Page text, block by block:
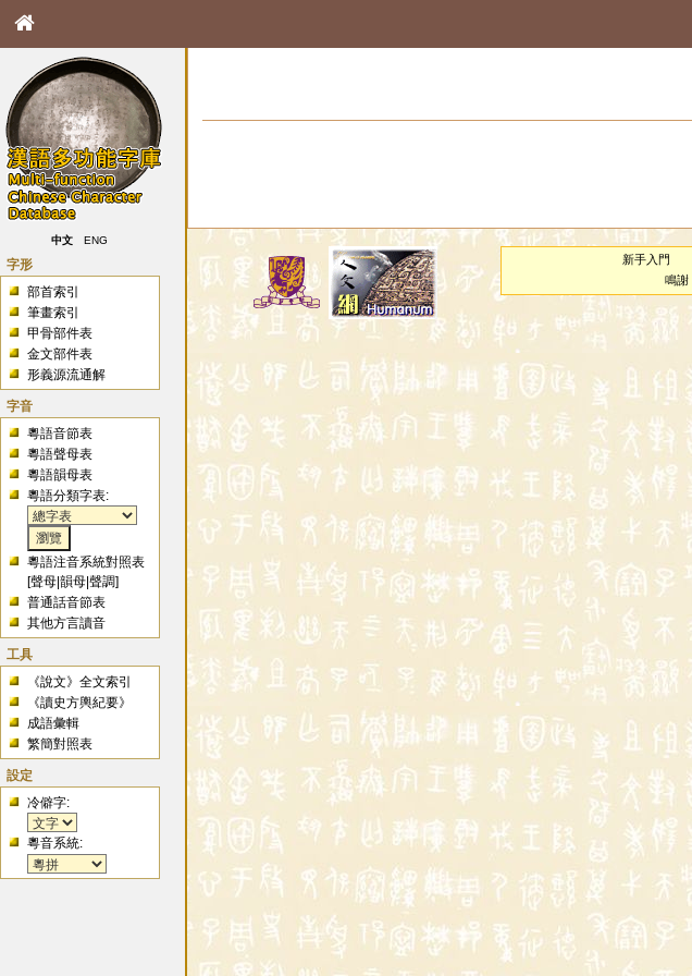
中文 ENG
字形
部首索引
筆畫索引
甲骨部件表
金文部件表
形義源流通解
字音
粵語音節表
粵語聲母表
粵語韻母表
粵語分類字表:
粵語注音系統對照表
[聲母 |韻母 |聲調]
普通話音節表
其他方言讀音
工具
《說文》全文索引
《讀史方輿紀要》
成語彙輯
繁簡對照表
設定
冷僻字:
粵音系統:
新手入門
鳴謝